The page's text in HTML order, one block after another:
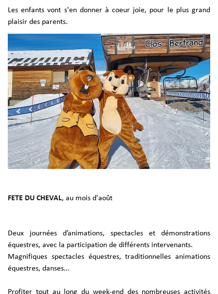
Les enfants vont s'en donner à coeur joie, pour le plus grand
plaisir des parents.
FETE DU CHEVAL, au mois d'août
Deux journées d’animations, spectacles et démonstrations
équestres, avec la participation de différents intervenants.
Magnifiques spectacles équestres, traditionnelles animations
équestres, danses...
Profiter tout au long du week-end des nombreuses activités